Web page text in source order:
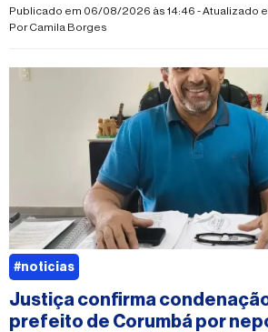
Publicado em 06/08/2026 às 14:46 - Atualizado
PorCamila Borges
Justiça confirma
prefeito de Corumbá por
#noticias